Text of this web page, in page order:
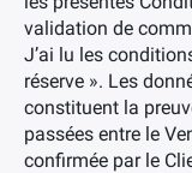
validation de
J’ai lu les
réserve ». Les
constituent la
passées entre le
confirmée par le